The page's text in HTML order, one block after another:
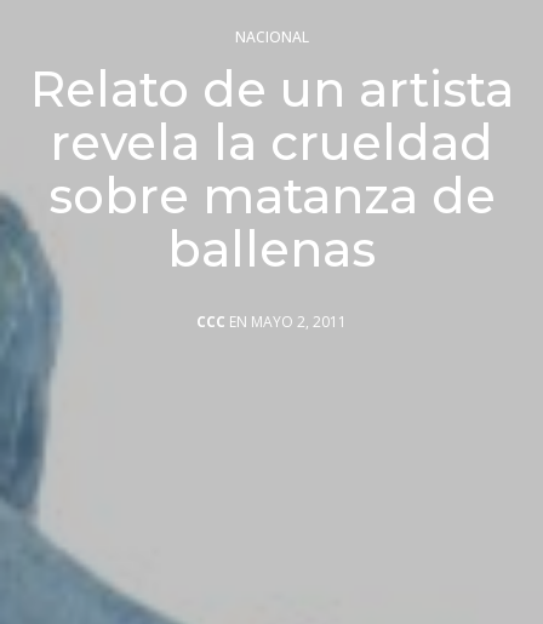
NACIONAL
Relato de un artista
revela la crueldad
sobre matanza de
ballenas
CCC EN MAYO 2, 2011